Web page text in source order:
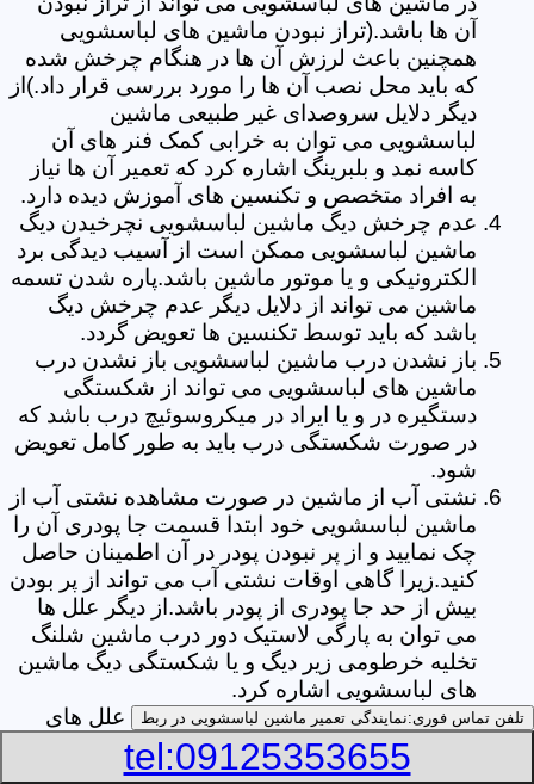
آن ها باشد.(تراز نبودن ماشین های لباسشویی
همچنین باعث لرزش آن ها در هنگام چرخش شده
که باید محل نصب آن ها را مورد بررسی قرار داد.)از
دیگر دلایل سروصدای غیر طبیعی ماشین
لباسشویی می توان به خرابی کمک فنر های آن
کاسه نمد و بلبرینگ اشاره کرد که تعمیر آن ها نیاز
به افراد متخصص و تکنسین های آموزش دیده دارد.
عدم چرخش دیگ ماشین لباسشویی نچرخیدن دیگ
ماشین لباسشویی ممکن است از آسیب دیدگی برد
الکترونیکی و یا موتور ماشین باشد.پاره شدن تسمه
ماشین می تواند از دلایل دیگر عدم چرخش دیگ
باشد که باید توسط تکنسین ها تعویض گردد.
باز نشدن درب ماشین لباسشویی باز نشدن درب
ماشین های لباسشویی می تواند از شکستگی
دستگیره در و یا ایراد در میکروسوئیچ درب باشد که
در صورت شکستگی درب باید به طور کامل تعویض
شود.
نشتی آب از ماشین در صورت مشاهده نشتی آب از
ماشین لباسشویی خود ابتدا قسمت جا پودری آن را
چک نمایید و از پر نبودن پودر در آن اطمینان حاصل
کنید.زیرا گاهی اوقات نشتی آب می تواند از پر بودن
بیش از حد جا پودری از پودر باشد.از دیگر علل ها
می توان به پارگی لاستیک دور درب ماشین شلنگ
تخلیه خرطومی زیر دیگ و یا شکستگی دیگ ماشین
های لباسشویی اشاره کرد.
خشک نکردن لباس ها یکی از بیشترین علل های
خشک نکردن لباس ها توسط ماشین های
لباسشویی پر کردن دیگ آن ها بیش از حد ظرفیت
تلفن تماس فوری:نمایندگی تعمیر ماشین لباسشویی در ربط
tel:09125353655